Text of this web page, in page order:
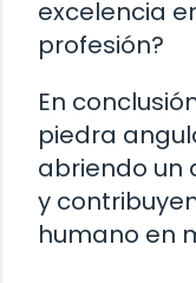
excelencia
profesión?
En
piedra
abriendo un
y
humano en